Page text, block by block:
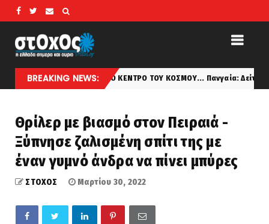
BREAKING NEWS:
ΣΤΟ ΚΕΝΤΡΟ ΤΟΥ ΚΟΣΜΟΥ... Πανγαία: Δείτε που θα βρισκόταν
Θρίλερ με βιασμό στον Πειραιά -
Ξύπνησε ζαλισμένη σπίτι της με
έναν γυμνό άνδρα να πίνει μπύρες
ΣΤΟΧΟΣ Μαρτίου 30, 2022